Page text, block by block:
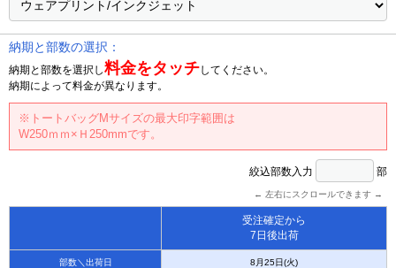
納期と部数の選択：
納期と部数を選択し料金をタッチしてください。
納期によって料金が異なります。
※トートバッグMサイズの最大印字範囲は
W250ｍｍ×Ｈ250mmです。
絞込部数入力 部
← 左右にスクロールできます →
受注確定から
7日後出荷
部数＼出荷日 8月25日(火)